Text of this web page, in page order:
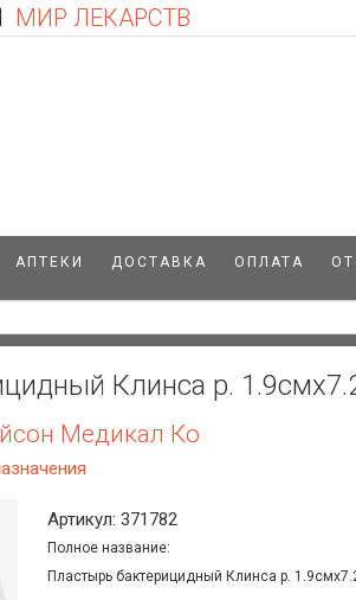
МИР ЛЕКАРСТВ
АПТЕКИ ДОСТАВКА ОПЛАТА
Клинса р.
Медикал Ко
Артикул: 371782
Полное название:
Пластырь бактерицидный Клинса р.